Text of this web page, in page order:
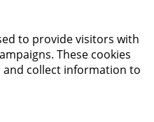
to provide visitors with
These cookies
and collect information to